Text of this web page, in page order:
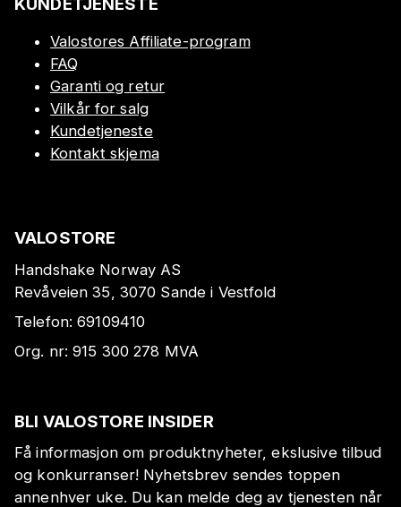
Valostores Affiliate-program
FAQ
Garanti og retur
Vilkår for salg
Kundetjeneste
Kontakt skjema
VALOSTORE
Handshake Norway AS
Revåveien 35, 3070 Sande i Vestfold
Telefon:69109410
Org. nr:915 300 278 MVA
BLI VALOSTORE INSIDER
Få informasjon om produktnyheter, ekslusive tilbud
og konkurranser! Nyhetsbrev sendes toppen
annenhver uke. Du kan melde deg av tjenesten når